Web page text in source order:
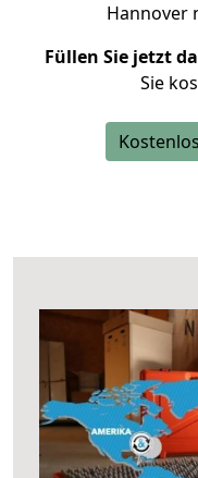
Hannover
Füllen Sie jetzt
Sie